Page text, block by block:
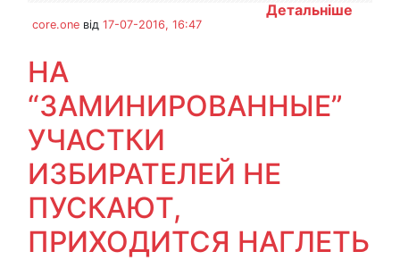
Детальніше
core.one від 17-07-2016, 16:47
НА
“ЗАМИНИРОВАННЫЕ”
УЧАСТКИ
ИЗБИРАТЕЛЕЙ НЕ
ПУСКАЮТ,
ПРИХОДИТСЯ НАГЛЕТЬ